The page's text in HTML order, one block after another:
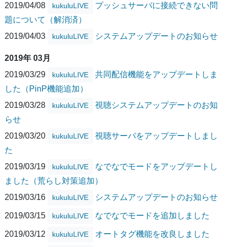
2019/04/08
kukuluLIVE
プッシュサーバに接続できない問
題について（解消済）
2019/04/03
kukuluLIVE システムアップデートのお知らせ
2019年 03月
2019/03/29
kukuluLIVE
共同配信機能をアップデートしま
した（PinP機能追加）
2019/03/28
kukuluLIVE
視聴システムアップデートのお知
らせ
2019/03/20
kukuluLIVE
視聴サーバをアップデートしまし
た
2019/03/19
kukuluLIVE
なでなでモードをアップデートし
ました（荒らし対策追加）
2019/03/16
kukuluLIVE システムアップデートのお知らせ
2019/03/15 kukuluLIVE なでなでモードを追加しました
2019/03/12 kukuluLIVE オートタグ機能を改良しました